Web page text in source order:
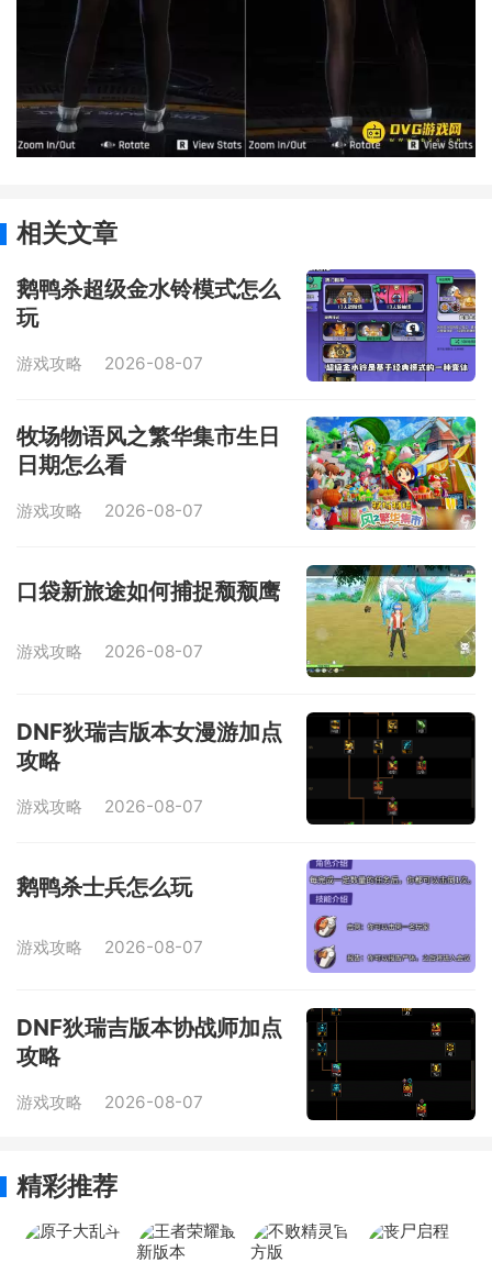
相关文章
鹅鸭杀超级金水铃模式怎么
玩
游戏攻略 2026-08-07
牧场物语风之繁华集市生日
日期怎么看
游戏攻略 2026-08-07
口袋新旅途如何捕捉颓颓鹰
游戏攻略 2026-08-07
DNF狄瑞吉版本女漫游加点
攻略
游戏攻略 2026-08-07
鹅鸭杀士兵怎么玩
游戏攻略 2026-08-07
DNF狄瑞吉版本协战师加点
攻略
游戏攻略 2026-08-07
精彩推荐